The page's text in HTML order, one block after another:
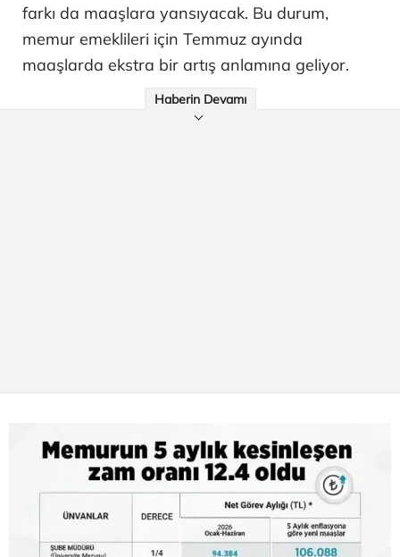
farkı da maaşlara yansıyacak. Bu durum,
memur emeklileri için Temmuz ayında
maaşlarda ekstra bir artış anlamına geliyor.
Haberin Devamı